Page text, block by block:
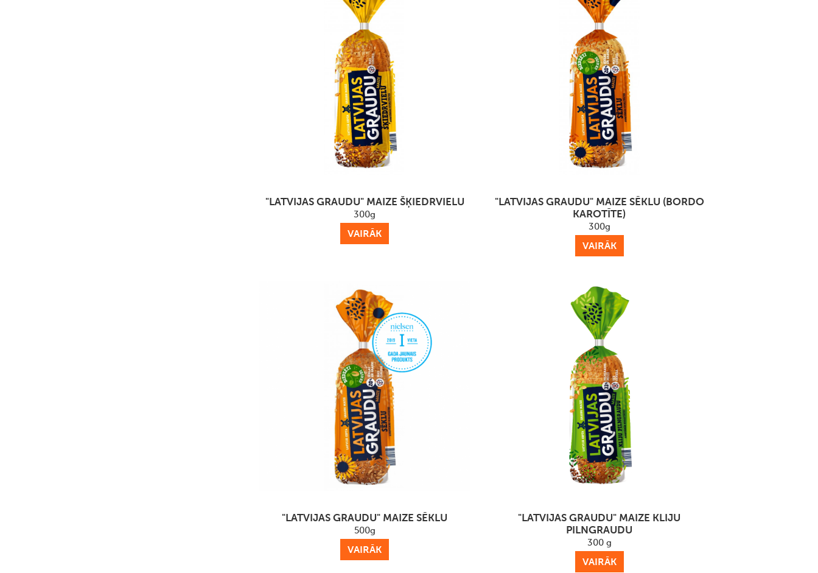
"LATVIJAS GRAUDU" MAIZE ŠĶIEDRVIELU
300g
VAIRĀK
"LATVIJAS GRAUDU" MAIZE SĒKLU (BORDO
KAROTĪTE)
300g
VAIRĀK
"LATVIJAS GRAUDU" MAIZE SĒKLU
500g
VAIRĀK
"LATVIJAS GRAUDU" MAIZE KLIJU
PILNGRAUDU
300 g
VAIRĀK